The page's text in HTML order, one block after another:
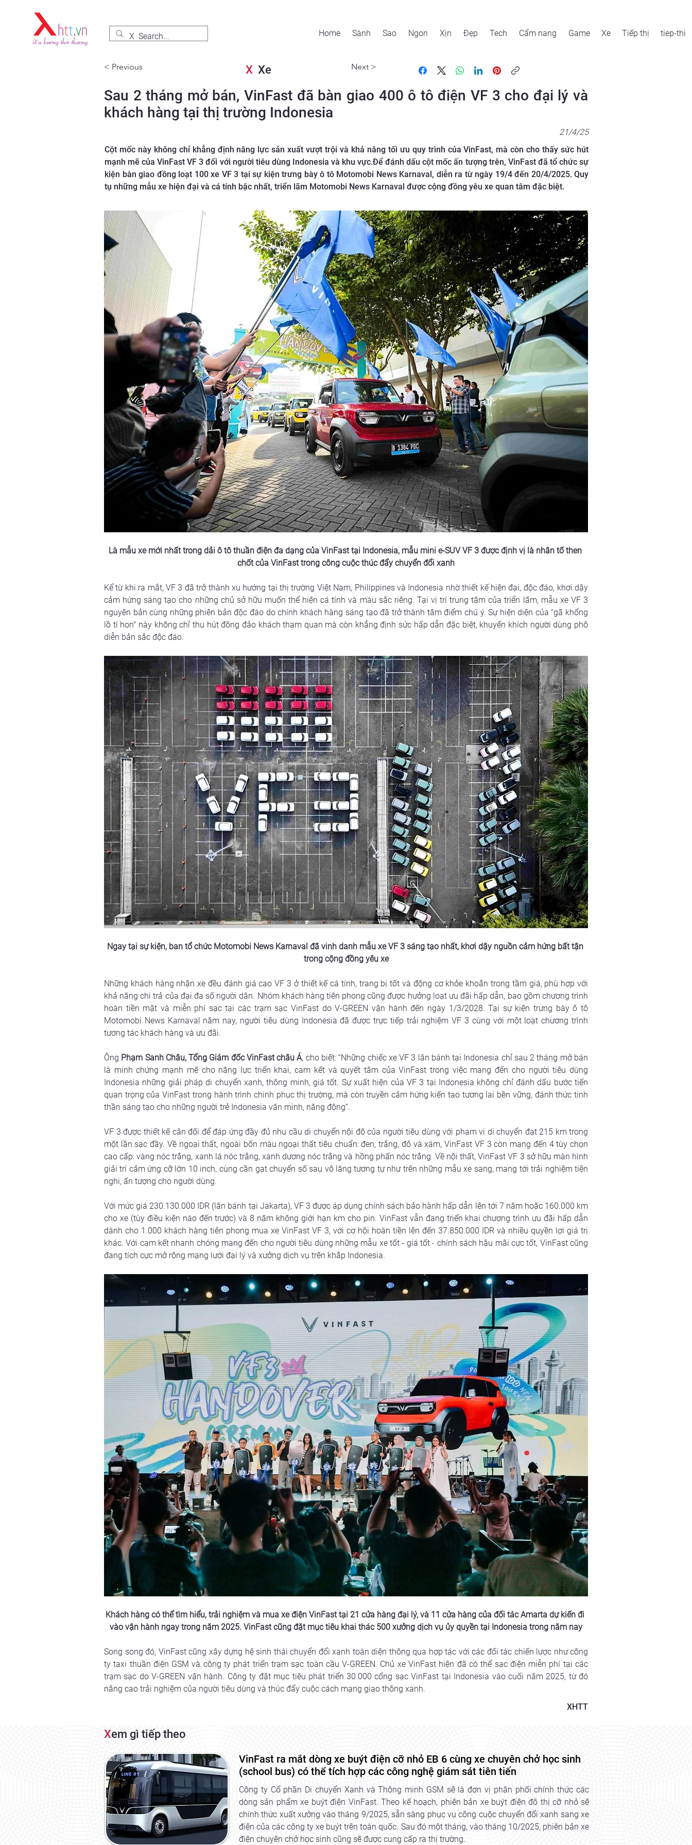
Home Sành Sao Ngon Xịn Đẹp Tech Cẩm nang Game Xe Tiếp thị tiep-thi
< Previous X Xe Next >
Sau 2 tháng mở bán, VinFast đã bàn giao 400 ô tô điện VF 3 cho đại lý và
khách hàng tại thị trường Indonesia
21/4/25
Cột mốc này không chỉ khẳng định năng lực sản xuất vượt trội và khả năng tối ưu quy trình của VinFast, mà còn cho thấy sức hút
mạnh mẽ của VinFast VF 3 đối với người tiêu dùng Indonesia và khu vực.Để đánh dấu cột mốc ấn tượng trên, VinFast đã tổ chức sự
kiện bàn giao đồng loạt 100 xe VF 3 tại sự kiện trưng bày ô tô Motomobi News Karnaval, diễn ra từ ngày 19/4 đến 20/4/2025. Quy
tụ những mẫu xe hiện đại và cá tính bậc nhất, triển lãm Motomobi News Karnaval được cộng đồng yêu xe quan tâm đặc biệt.
Là mẫu xe mới nhất trong dải ô tô thuần điện đa dạng của VinFast tại Indonesia, mẫu mini e-SUV VF 3 được định vị là nhân tố then
chốt của VinFast trong công cuộc thúc đẩy chuyển đổi xanh
Kể từ khi ra mắt, VF 3 đã trở thành xu hướng tại thị trường Việt Nam, Philippines và Indonesia nhờ thiết kế hiện đại, độc đáo, khơi dậy
cảm hứng sáng tạo cho những chủ sở hữu muốn thể hiện cá tính và màu sắc riêng. Tại vị trí trung tâm của triển lãm, mẫu xe VF 3
nguyên bản cùng những phiên bản độc đáo do chính khách hàng sáng tạo đã trở thành tâm điểm chú ý. Sự hiện diện của "gã khổng
lồ tí hon" này không chỉ thu hút đông đảo khách tham quan mà còn khẳng định sức hấp dẫn đặc biệt, khuyến khích người dùng phô
diễn bản sắc độc đáo.
Ngay tại sự kiện, ban tổ chức Motomobi News Karnaval đã vinh danh mẫu xe VF 3 sáng tạo nhất, khơi dậy nguồn cảm hứng bất tận
trong cộng đồng yêu xe
Những khách hàng nhận xe đều đánh giá cao VF 3 ở thiết kế cá tính, trang bị tốt và động cơ khỏe khoắn trong tầm giá, phù hợp với
khả năng chi trả của đại đa số người dân. Nhóm khách hàng tiên phong cũng được hưởng loạt ưu đãi hấp dẫn, bao gồm chương trình
hoàn tiền mặt và miễn phí sạc tại các trạm sạc VinFast do V-GREEN vận hành đến ngày 1/3/2028. Tại sự kiện trưng bày ô tô
Motomobi News Karnaval năm nay, người tiêu dùng Indonesia đã được trực tiếp trải nghiệm VF 3 cùng với một loạt chương trình
tương tác khách hàng và ưu đãi.
Ông Phạm Sanh Châu, Tổng Giám đốc VinFast châu Á, cho biết: “Những chiếc xe VF 3 lăn bánh tại Indonesia chỉ sau 2 tháng mở bán
là minh chứng mạnh mẽ cho năng lực triển khai, cam kết và quyết tâm của VinFast trong việc mang đến cho người tiêu dùng
Indonesia những giải pháp di chuyển xanh, thông minh, giá tốt. Sự xuất hiện của VF 3 tại Indonesia không chỉ đánh dấu bước tiến
quan trọng của VinFast trong hành trình chinh phục thị trường, mà còn truyền cảm hứng kiến tạo tương lai bền vững, đánh thức tinh
thần sáng tạo cho những người trẻ Indonesia văn minh, năng động”.
VF 3 được thiết kế cân đối để đáp ứng đầy đủ nhu cầu di chuyển nội đô của người tiêu dùng với phạm vi di chuyển đạt 215 km trong
một lần sạc đầy. Về ngoại thất, ngoài bốn màu ngoại thất tiêu chuẩn: đen, trắng, đỏ và xám, VinFast VF 3 còn mang đến 4 tùy chọn
cao cấp: vàng nóc trắng, xanh lá nóc trắng, xanh dương nóc trắng và hồng phấn nóc trắng. Về nội thất, VinFast VF 3 sở hữu màn hình
giải trí cảm ứng cỡ lớn 10 inch, cùng cần gạt chuyển số sau vô lăng tương tự như trên những mẫu xe sang, mang tới trải nghiệm tiện
nghi, ấn tượng cho người dùng.
Với mức giá 230.130.000 IDR (lăn bánh tại Jakarta), VF 3 được áp dụng chính sách bảo hành hấp dẫn lên tới 7 năm hoặc 160.000 km
cho xe (tùy điều kiện nào đến trước) và 8 năm không giới hạn km cho pin. VinFast vẫn đang triển khai chương trình ưu đãi hấp dẫn
dành cho 1.000 khách hàng tiên phong mua xe VinFast VF 3, với cơ hội hoàn tiền lên đến 37.850.000 IDR và nhiều quyền lợi giá trị
khác. Với cam kết nhanh chóng mang đến cho người tiêu dùng những mẫu xe tốt - giá tốt - chính sách hậu mãi cực tốt, VinFast cũng
đang tích cực mở rộng mạng lưới đại lý và xưởng dịch vụ trên khắp Indonesia.
Khách hàng có thể tìm hiểu, trải nghiệm và mua xe điện VinFast tại 21 cửa hàng đại lý, và 11 cửa hàng của đối tác Amarta dự kiến đi
vào vận hành ngay trong năm 2025. VinFast cũng đặt mục tiêu khai thác 500 xưởng dịch vụ ủy quyền tại Indonesia trong năm nay
Song song đó, VinFast cũng xây dựng hệ sinh thái chuyển đổi xanh toàn diện thông qua hợp tác với các đối tác chiến lược như công
ty taxi thuần điện GSM và công ty phát triển trạm sạc toàn cầu V-GREEN. Chủ xe VinFast hiện đã có thể sạc điện miễn phí tại các
trạm sạc do V-GREEN vận hành. Công ty đặt mục tiêu phát triển 30.000 cổng sạc VinFast tại Indonesia vào cuối năm 2025, từ đó
nâng cao trải nghiệm của người tiêu dùng và thúc đẩy cuộc cách mạng giao thông xanh.
XHTT
Xem gì tiếp theo
VinFast ra mắt dòng xe buýt điện cỡ nhỏ EB 6 cùng xe chuyên chở học sinh
(school bus) có thể tích hợp các công nghệ giám sát tiên tiến
Công ty Cổ phần Di chuyển Xanh và Thông minh GSM sẽ là đơn vị phân phối chính thức các
dòng sản phẩm xe buýt điện VinFast. Theo kế hoạch, phiên bản xe buýt điện đô thị cỡ nhỏ sẽ
chính thức xuất xưởng vào tháng 9/2025, sẵn sàng phục vụ công cuộc chuyển đổi xanh sang xe
điện của các công ty xe buýt trên toàn quốc. Sau đó một tháng, vào tháng 10/2025, phiên bản xe
điện chuyên chở học sinh cũng sẽ được cung cấp ra thị trường.